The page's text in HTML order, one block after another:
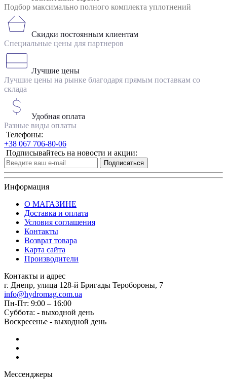
Подбор максимально полного комплекта уплотнений
Скидки постоянным клиентам
Специальные цены для партнеров
Лучшие цены
Лучшие цены на рынке благодаря прямым поставкам со
склада
Удобная оплата
Разные виды оплаты
Телефоны:
+38 067 706-80-06
Подписывайтесь на новости и акции:
Подписаться
Информация
О МАГАЗИНЕ
Доставка и оплата
Условия соглашения
Контакты
Возврат товара
Карта сайта
Производители
Контакты и адрес
г. Днепр, улица 128-й Бригады Теробороны, 7
info@hydromag.com.ua
Пн-Пт: 9:00 – 16:00
Суббота: - выходной день
Воскресенье - выходной день
Мессенджеры